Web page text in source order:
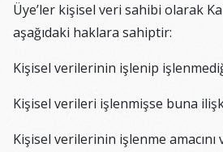
Üye’ler kişisel veri sahibi olarak
aşağıdaki haklara sahiptir:
Kişisel verilerinin işlenip
Kişisel verileri işlenmişse buna
Kişisel verilerinin işlenme amacını